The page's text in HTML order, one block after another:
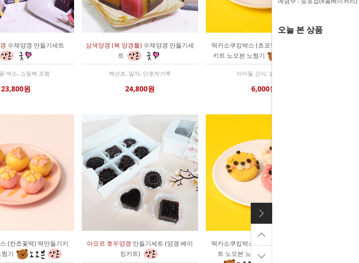
오늘 본 상품
수제양갱 만들기세트
박스, 쇼핑백 포함
23,800원
삼색양갱 (복 양갱틀) 수제양갱 만들기세
트
백년초, 말차, 단호박가루
24,800원
떡카소쿠킹박스 (초코인절미) 떡만들기
키트 노오븐 노찜기
아이들 간식, 놀이키트
6,000원
(칸쵸꽃떡) 떡만들기키
기
아모르 호두양갱 만들기세트 (양갱 베이
킹키트)
떡카소쿠킹박스 (달송카롱) 떡만들기키
트 노오븐 노찜기 유통기한 9월1일